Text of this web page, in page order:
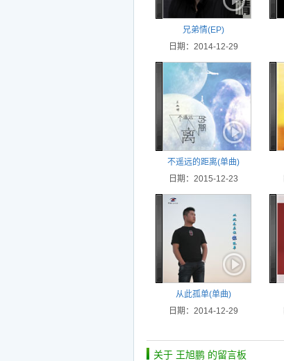
兄弟情(EP)
日期：2014-12-29
不遥远的距离(单曲)
日期：2015-12-23
从此孤单(单曲)
日期：2014-12-29
关于 王旭鹏 的留言板